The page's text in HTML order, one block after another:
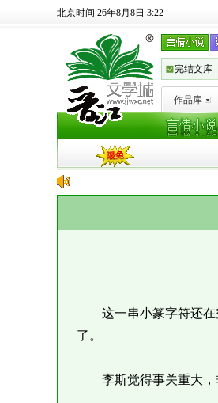
北京时间 26年8月8日 3:22
完结文库
作品库
这一串小篆字符还在
了。
李斯觉得事关重大，